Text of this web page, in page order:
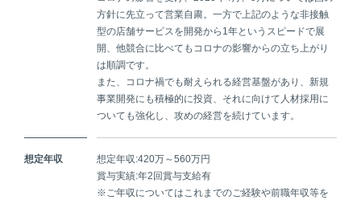
方針に先立って営業自粛。一方で上記のような非接触
型の店舗サービスを開発から1年というスピードで展
開、他競合に比べてもコロナの影響からの立ち上がり
は順調です。
また、コロナ禍でも耐えられる経営基盤があり、新規
事業開発にも積極的に投資、それに向けて人材採用に
ついても強化し、攻めの経営を続けています。
想定年収
想定年収:420万～560万円
賞与実績:年2回賞与支給有
※ご年収についてはこれまでのご経験や前職年収等を